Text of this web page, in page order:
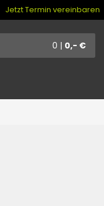
Jetzt Termin vereinbaren
0 | 0,- €